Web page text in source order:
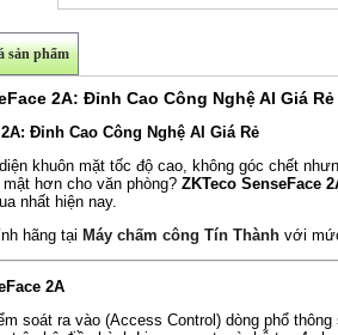
sản phẩm
2A: Đỉnh Cao Công Nghệ AI Giá Rẻ
Đỉnh Cao Công Nghệ AI Giá Rẻ
khuôn mặt tốc độ cao, không góc chết
hơn cho văn phòng? ZKTeco SenseFace
nhất hiện nay.
hãng tại Máy chấm công Tín Thànhvới
2A
soát ra vào (Access Control) dòng phổ thông